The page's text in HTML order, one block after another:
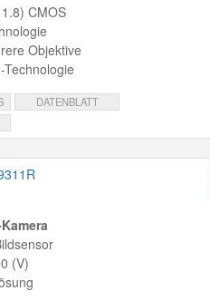
CMOS
Objektive
DATENBLATT
(V)